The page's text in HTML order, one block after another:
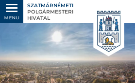
MENU
SZATMÁRNÉMETI
POLGÁRMESTERI
HIVATAL